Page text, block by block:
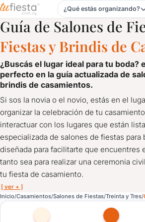
Salones de Fiestas para Casamientos
¿Qué estás organizando?
Guía de Salones de
Fiestas y Brindis de
¿buscás el lugar ideal para tu boda? encontrá el salón
perfecto en la guía actualizada de
brindis de casamientos.
Si sos la novia o el novio, estás en el
organizar la celebración de tu
interactuar con los lugares que están
especializada de salones de fiestas para
diseñada para facilitarte que encuentres
tanto sea para realizar una ceremonia
tu fiesta de casamiento.
[ ver + ]
Inicio Casamientos Salones de Fiestas Treinta y Tres
Salones de Fiestas para Casamientos
¿Buscás el lugar ideal para tu boda?